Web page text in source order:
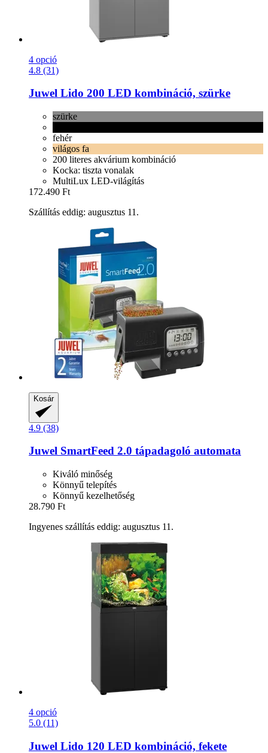
4 opció
4.8 (31)
Juwel Lido 200 LED kombináció, szürke
szürke
fehér
világos fa
200 literes akvárium kombináció
Kocka: tiszta vonalak
MultiLux LED-világítás
172.490 Ft
Szállítás eddig: augusztus 11.
Kosár
4.9 (38)
Juwel SmartFeed 2.0 tápadagoló automata
Kiváló minőség
Könnyű telepítés
Könnyű kezelhetőség
28.790 Ft
Ingyenes szállítás eddig: augusztus 11.
4 opció
5.0 (11)
Juwel Lido 120 LED kombináció, fekete